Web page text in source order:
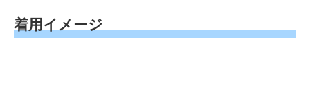
着用イメージ